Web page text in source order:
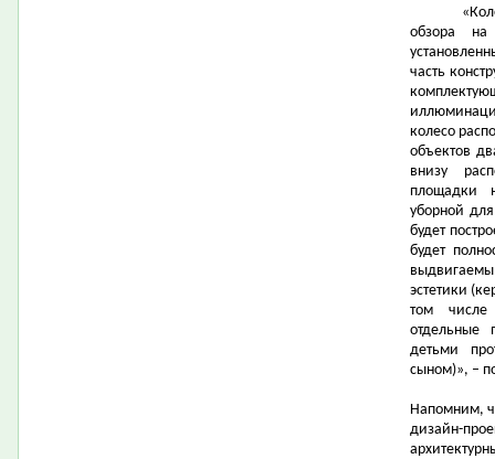
обзора
часть
колесо
объектов
внизу
площадки
уборной
будет
будет
эстетики
том числе
отдельные
детьми
сыном)», –
Напомним,
дизайн-